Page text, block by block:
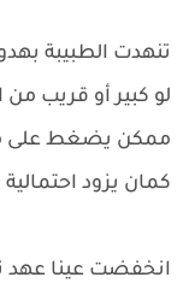
تنهدت الطبيبة
لو كبير أو قريب
ممكن يضغط على
كمان يزود
انخفضت عينا عهد